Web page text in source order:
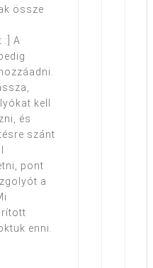
össze
:] A
kell
és
szánt
pont
a
enni.